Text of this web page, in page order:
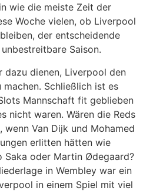
wie die meiste Zeit der
Woche vielen, ob Liverpool
der entscheidende
Saison.
dazu dienen, Liverpool den
Schließlich ist es
Mannschaft fit geblieben
nicht waren. Wären die Reds
wenn Van Dijk und Mohamed
erlitten hätten wie
Saka oder Martin Ødegaard?
in Wembley war ein
in einem Spiel mit viel